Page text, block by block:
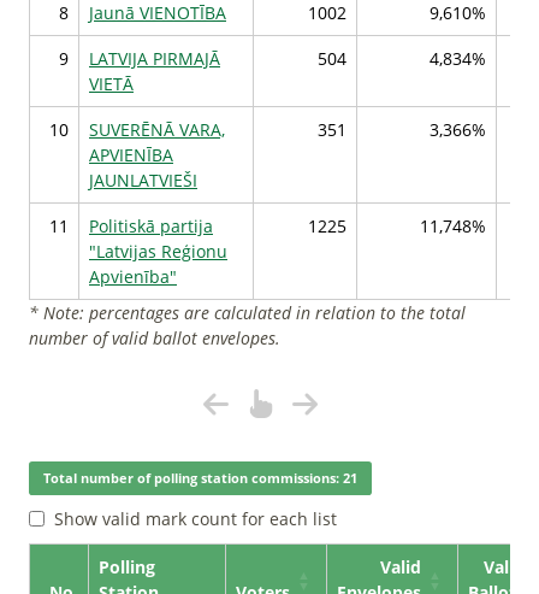
8 Jaunā VIENOTĪBA 1002
9,610%
9
LATVIJA PIRMAJĀ
VIETĀ
504 4,834%
10
SUVERĒNĀ VARA,
APVIENĪBA
JAUNLATVIEŠI
351 3,366%
11
Politiskā partija
"Latvijas Reģionu
Apvienība"
1225 11,748%
* Note: percentages are calculated in relation to the total
number of valid ballot envelopes.
Total number of polling station commissions: 21
Show valid mark count for each list
Polling
Valid
Valid